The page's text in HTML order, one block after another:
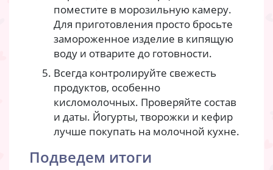
поместите в морозильную камеру.
Для приготовления просто бросьте
замороженное изделие в кипящую
воду и отварите до готовности.
Всегда контролируйте свежесть
продуктов, особенно
кисломолочных. Проверяйте состав
и даты. Йогурты, творожки и кефир
лучше покупать на молочной кухне.
Подведем итоги